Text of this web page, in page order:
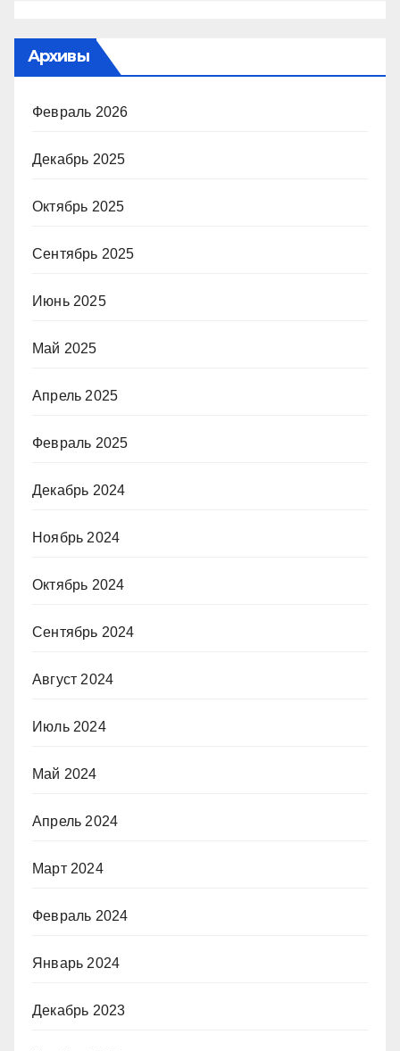
Архивы
Февраль 2026
Декабрь 2025
Октябрь 2025
Сентябрь 2025
Июнь 2025
Май 2025
Апрель 2025
Февраль 2025
Декабрь 2024
Ноябрь 2024
Октябрь 2024
Сентябрь 2024
Август 2024
Июль 2024
Май 2024
Апрель 2024
Март 2024
Февраль 2024
Январь 2024
Декабрь 2023